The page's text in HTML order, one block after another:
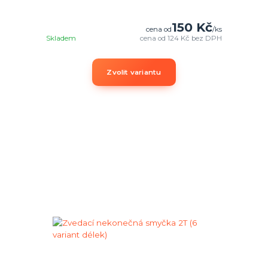
cena od150 Kč/ks
cena od124 Kč bez DPH
Skladem
Zvolit variantu